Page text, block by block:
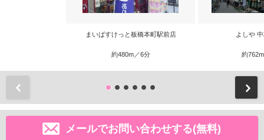
まいばすけっと板橋本町駅前店
約480m／6分
よしや
約
メールでお問い合わせする(無料)